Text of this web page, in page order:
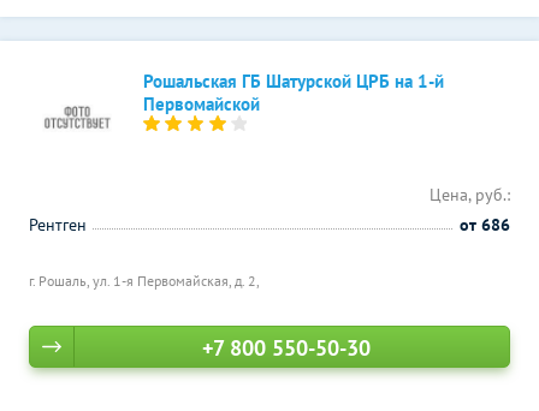
Рошальская ГБ Шатурской ЦРБ на 1-й
Первомайской
г. Рошаль, ул. 1-я Первомайская, д. 2,
Цена, руб.:
Рентген
от 686
+7 800 550-50-30